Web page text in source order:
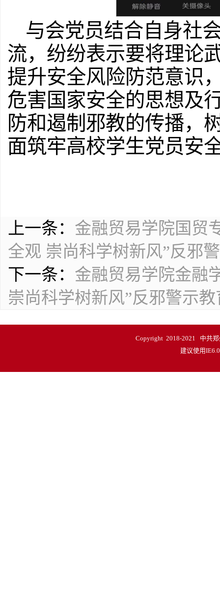
与会党员结合自身社
流，纷纷表示要将理论
提升安全风险防范意识
危害国家安全的思想及
防和遏制邪教的传播，
面筑牢高校学生党员安
上一条： 金融贸易学院国贸
全观 崇尚科学树新风”反邪
下一条： 金融贸易学院金融
崇尚科学树新风”反邪警示
Copyright 2018-2021 中共
建议使用IE6.0以